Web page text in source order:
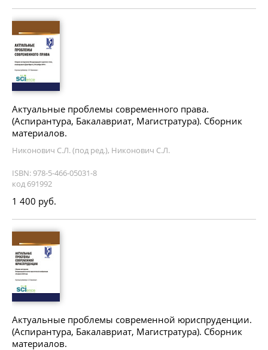
Актуальные проблемы современного права.
(Аспирантура, Бакалавриат, Магистратура). Сборник
материалов.
Никонович С.Л. (под ред.), Никонович С.Л.
ISBN: 978-5-466-05031-8
код 691992
1 400 руб.
Актуальные проблемы современной юриспруденции.
(Аспирантура, Бакалавриат, Магистратура). Сборник
материалов.